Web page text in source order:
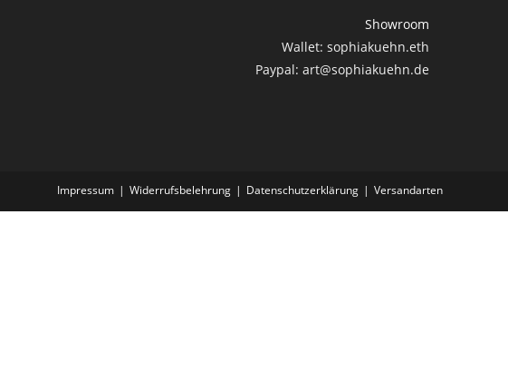
Showroom
Wallet: sophiakuehn.eth
Paypal: art@sophiakuehn.de
Impressum Widerrufsbelehrung Datenschutzerklärung Versandarten